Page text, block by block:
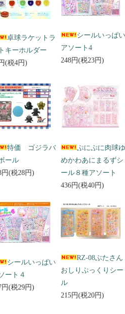
卓球ラケットラ
キーホルダー
(税4円)
シールいっぱい
アソート4
248円(税23円)
特価 ゴジラバ
ール
円(税28円)
ぷにぷに肉球ゆ
めかわあにまるずシ
ール８種アソート
436円(税40円)
シールいっぱい
ート４
円(税29円)
RZ-08ぶたさん
おしりぷっくりシー
ル
215円(税20円)